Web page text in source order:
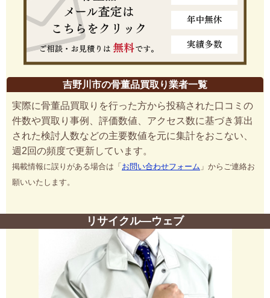
吉野川市の骨董品買取り業者一覧
実際に骨董品買取りを行った方から投稿された口コミの
件数や買取り事例、評価数値、アクセス数に基づき算出
された検討人数などの主要数値を元に集計をおこない、
週2回の頻度で更新しています。
掲載情報に誤りがある場合は「 お問い合わせフォーム 」からご連絡お
願いいたします。
リサイクル―ウェブ